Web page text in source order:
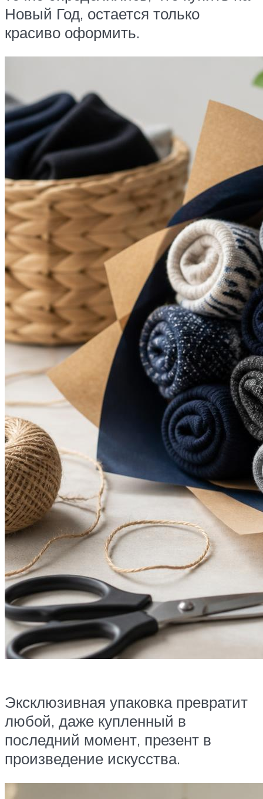
Новый Год, остается только
красиво оформить.
Эксклюзивная упаковка превратит
любой, даже купленный в
последний момент, презент в
произведение искусства.